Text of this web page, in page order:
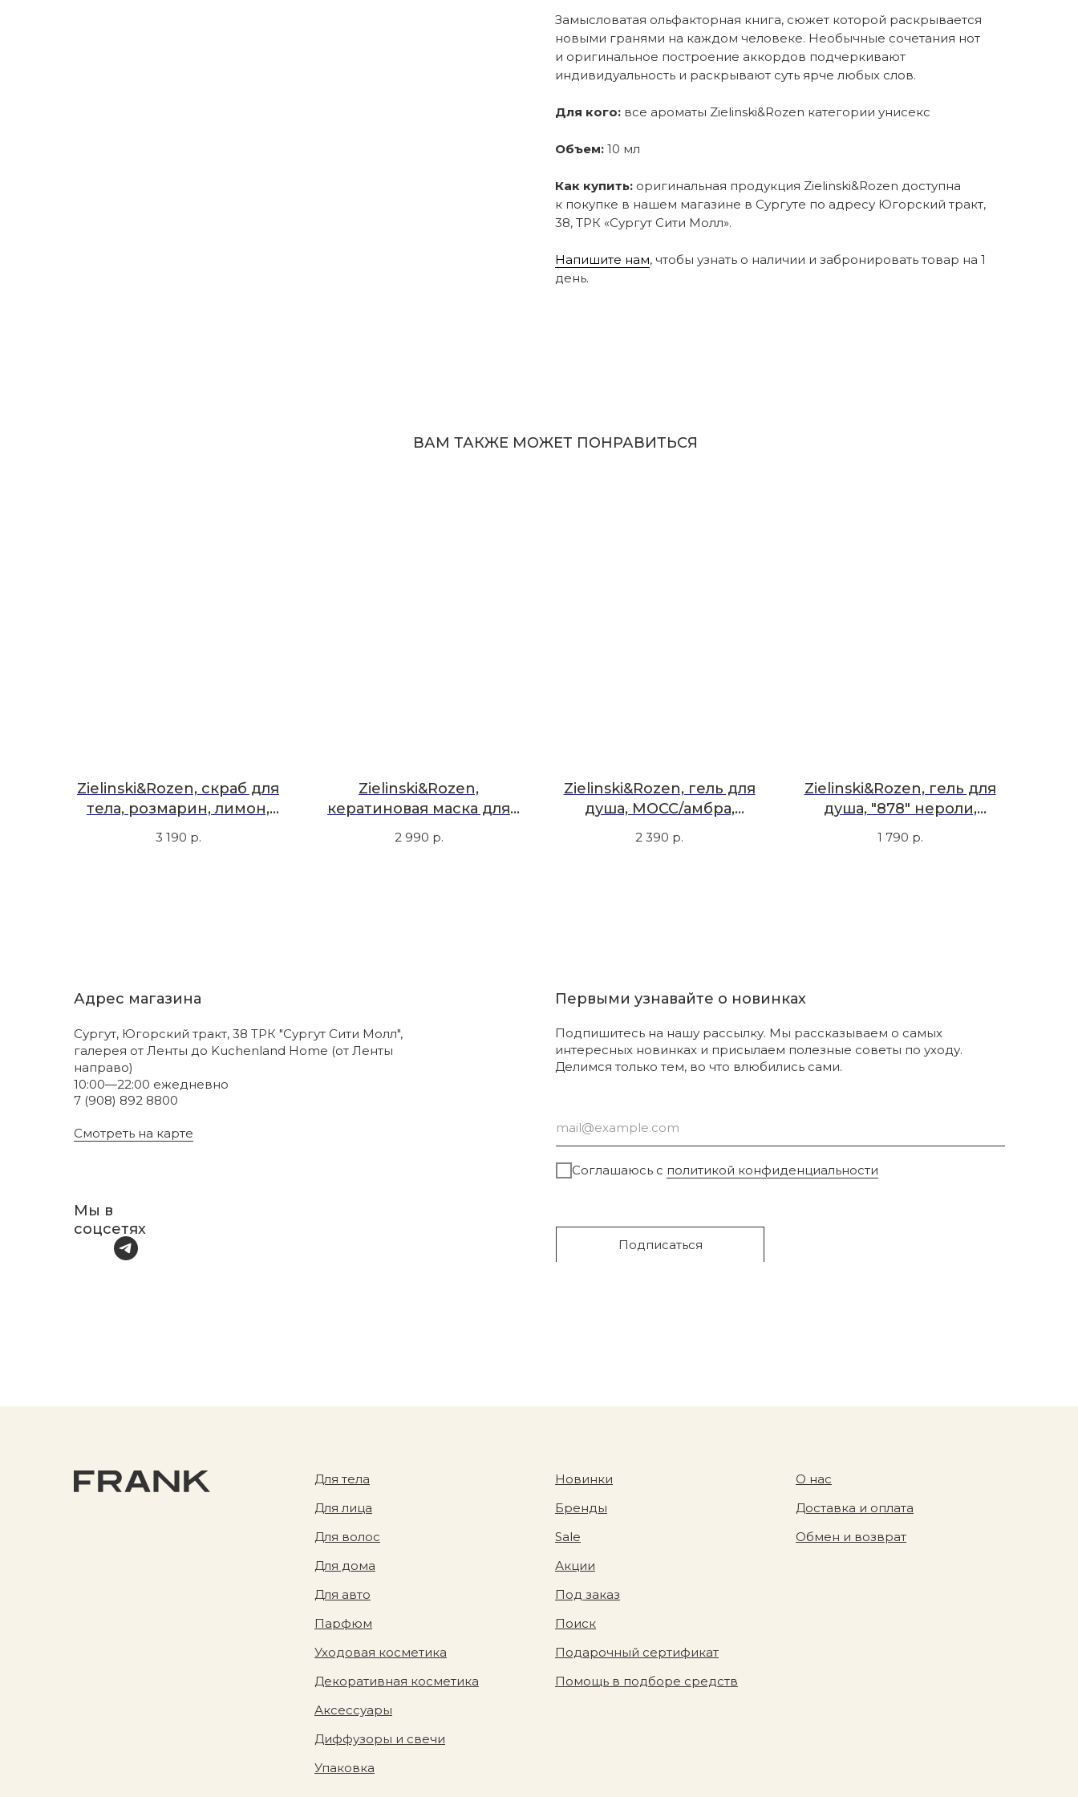
Замысловатая ольфакторная книга, сюжет которой раскрывается
новыми гранями на каждом человеке. Необычные сочетания нот
и оригинальное построение аккордов подчеркивают
индивидуальность и раскрывают суть ярче любых слов.
Для кого: все ароматы Zielinski&Rozen категории унисекс
Объем: 10 мл
Как купить: оригинальная продукция Zielinski&Rozen доступна
к покупке в нашем магазине в Сургуте по адресу Югорский тракт,
38, ТРК «Сургут Сити Молл».
Напишите нам, чтобы узнать о наличии и забронировать товар на 1
день.
ВАМ ТАКЖЕ МОЖЕТ ПОНРАВИТЬСЯ
Zielinski&Rozen, скраб для
тела, розмарин, лимон,
200 мл
3 190 р.
Zielinski&Rozen,
кератиновая маска для
волос, черная ваниль, 200
2 990 р.
Zielinski&Rozen, гель для
душа, МОСС/амбра,
пачули, 300 мл
2 390 р.
Zielinski&Rozen, гель для
душа, "878" нероли,
грейпфрут, кедр, 200 мл
1 790 р.
Адрес магазина
Сургут, Югорский тракт, 38 ТРК "Сургут Сити Молл",
галерея от Ленты до Kuchenland Home (от Ленты
направо)
10:00—22:00 ежедневно
Смотреть на карте
Мы в
соцсетях
Первыми узнавайте о новинках
Подпишитесь на нашу рассылку. Мы рассказываем о самых
интересных новинках и присылаем полезные советы по уходу.
Делимся только тем, во что влюбились сами.
Соглашаюсь с политикой конфиденциальности
Подписаться
7 (908) 892 8800
Для тела
Для лица
Для волос
Для дома
Для авто
Парфюм
Уходовая косметика
Аксессуары
Упаковка
Новинки
Бренды
Sale
Акции
Под заказ
Поиск
Подарочный сертификат
Помощь в подборе средств
О нас
Доставка и оплата
Обмен и возврат
Диффузоры и свечи
Декоративная косметика